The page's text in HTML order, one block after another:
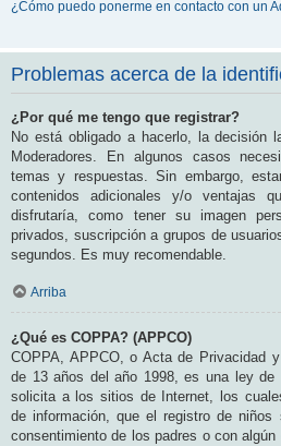
¿Cómo puedo ponerme en contacto con un
Problemas acerca de la
¿Por qué me tengo que registrar?
No está obligado a hacerlo, la decisión
Moderadores. En algunos casos
temas y respuestas. Sin embargo,
contenidos adicionales y/o ventajas
disfrutaría, como tener su imagen
privados, suscripción a grupos de
segundos. Es muy recomendable.
Arriba
¿Qué es COPPA? (APPCO)
COPPA, APPCO, o Acta de Privacidad
de 13 años del año 1998, es una ley
solicita a los sitios de Internet, los
de información, que el registro de
consentimiento de los padres o con